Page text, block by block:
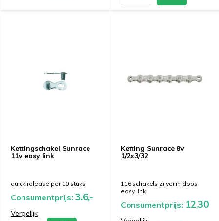
Kettingschakel Sunrace
11v easy link
quick release per 10 stuks
Consumentprijs: 3.6,-
Vergelijk
Ketting Sunrace 8v
1/2x3/32
116 schakels zilver in doos
easy link
Consumentprijs: 12,30